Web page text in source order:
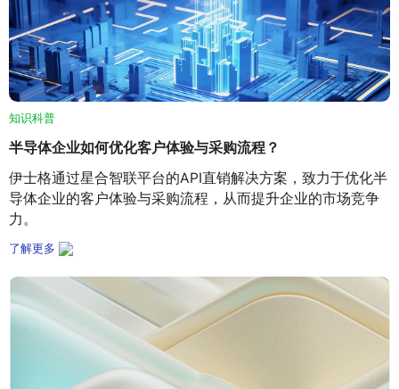
知识科普
半导体企业如何优化客户体验与采购流程？
伊士格通过星合智联平台的API直销解决方案，致力于优化半
导体企业的客户体验与采购流程，从而提升企业的市场竞争
力。
了解更多